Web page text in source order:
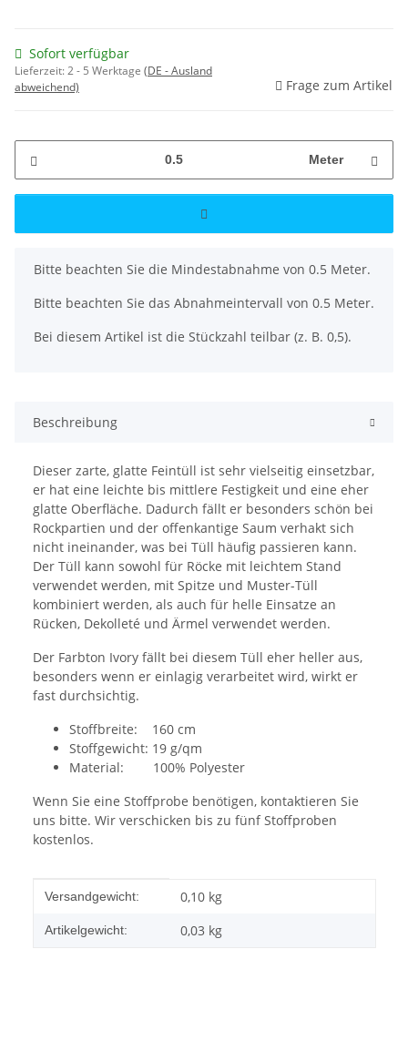
Sofort verfügbar
Lieferzeit:2 - 5 Werktage (DE - Ausland
abweichend)
Frage zum Artikel
Meter
x
Bitte beachten Sie die Mindestabnahme von 0.5 Meter.
Bitte beachten Sie das Abnahmeintervall von 0.5 Meter.
Bei diesem Artikel ist die Stückzahl teilbar (z. B. 0,5).
Beschreibung
Dieser zarte, glatte Feintüll ist sehr vielseitig einsetzbar,
er hat eine leichte bis mittlere Festigkeit und eine eher
glatte Oberfläche. Dadurch fällt er besonders schön bei
Rockpartien und der offenkantige Saum verhakt sich
nicht ineinander, was bei Tüll häufig passieren kann.
Der Tüll kann sowohl für Röcke mit leichtem Stand
verwendet werden, mit Spitze und Muster-Tüll
kombiniert werden, als auch für helle Einsatze an
Rücken, Dekolleté und Ärmel verwendet werden.
Der Farbton Ivory fällt bei diesem Tüll eher heller aus,
besonders wenn er einlagig verarbeitet wird, wirkt er
fast durchsichtig.
Stoffbreite: 160 cm
Stoffgewicht: 19 g/qm
Material: 100% Polyester
Wenn Sie eine Stoffprobe benötigen, kontaktieren Sie
uns bitte. Wir verschicken bis zu fünf Stoffproben
kostenlos.
Produkteigenschaft
Wert
Versandgewicht: 0,10 kg
Artikelgewicht: 0,03 kg